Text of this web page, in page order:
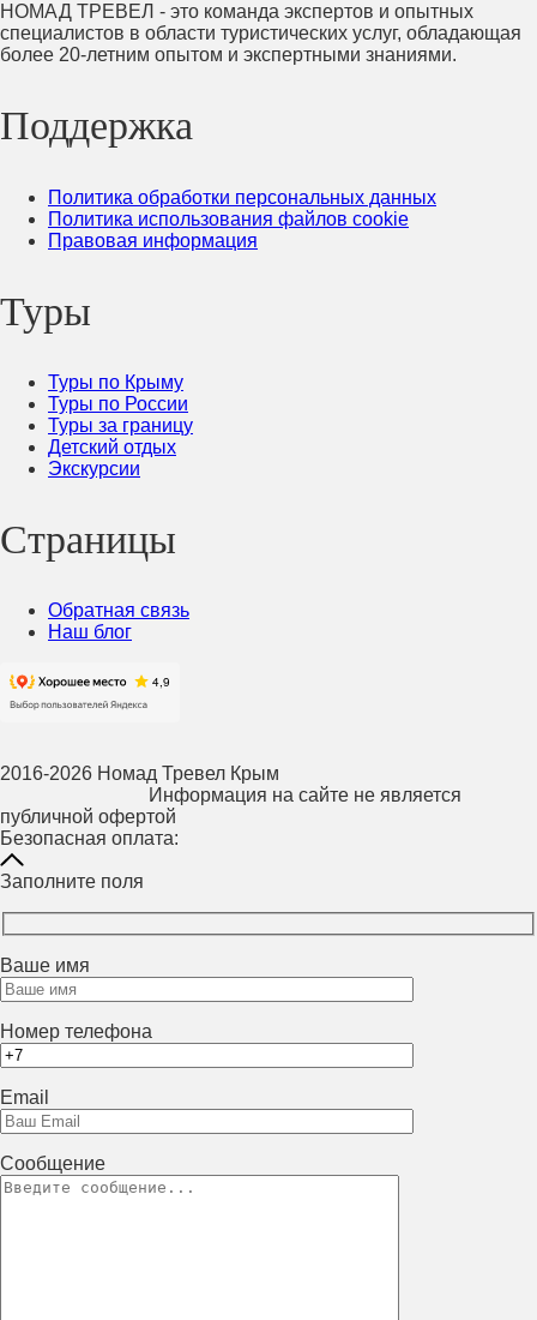
НОМАД ТРЕВЕЛ - это команда экспертов и опытных
специалистов в области туристических услуг, обладающая
более 20-летним опытом и экспертными знаниями.
Поддержка
Политика обработки персональных данных
Политика использования файлов cookie
Правовая информация
Туры
Туры по Крыму
Туры по России
Туры за границу
Детский отдых
Экскурсии
Страницы
Обратная связь
Наш блог
2016-2026 Номад Тревел Крым
Информация на сайте не является
публичной офертой
Безопасная оплата:
Заполните поля
Ваше имя
Номер телефона
Email
Сообщение